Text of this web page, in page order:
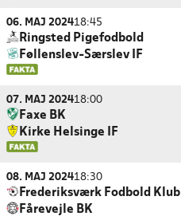
06. MAJ 202418:45
Ringsted Pigefodbold
Føllenslev-Særslev IF
07. MAJ 202418:00
Faxe BK
Kirke Helsinge IF
08. MAJ 202418:30
Frederiksværk Fodbold Klub
Fårevejle BK